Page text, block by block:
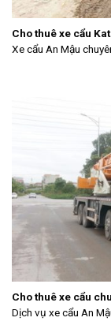
Cho thuê xe cẩu
Xe cẩu An Mậu
Cho thuê xe cẩu
Dịch vụ xe cẩu An